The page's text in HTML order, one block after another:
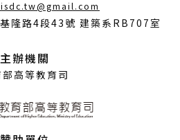
開
隆路4段43號 建築系RB707室
主辦機關
高等教育司